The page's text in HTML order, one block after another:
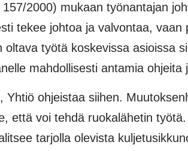
2000) mukaan työnantajan
tekee johtoa ja valvontaa, vaan
työtä koskevissa asioissa
mahdollisesti antamia ohjeita
ohjeistaa siihen.
että voi tehdä ruokalähetin
tarjolla olevista